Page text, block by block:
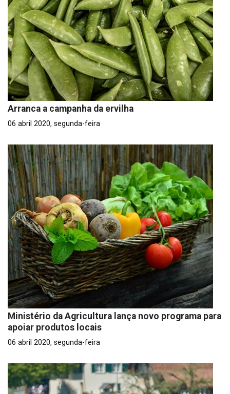
Arranca a campanha da ervilha
06 abril 2020, segunda-feira
Ministério da Agricultura lança novo programa para
apoiar produtos locais
06 abril 2020, segunda-feira